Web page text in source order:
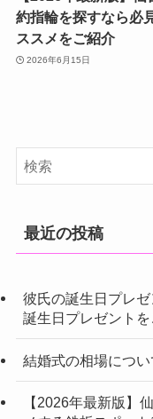
約指輪を探すなら必
ススメをご紹介
2026年6月15日
最近の投稿
彼氏の誕生日プレ
誕生日プレゼント
結婚式の相場につ
【2026年最新版】